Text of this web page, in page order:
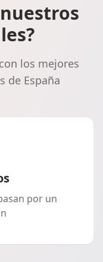
los mejores
de España
por un